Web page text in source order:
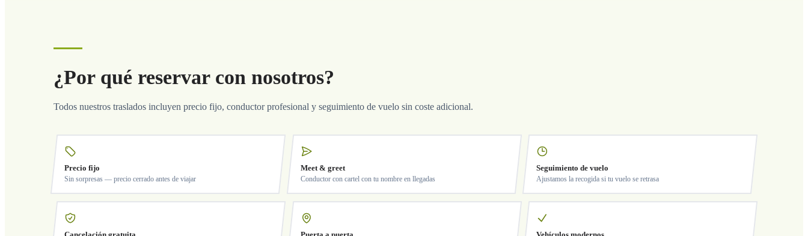
¿Por qué reservar con nosotros?
Todos nuestros traslados incluyen precio fijo, conductor profesional y seguimiento de vuelo sin coste adicional.
Precio fijo
Sin sorpresas — precio cerrado antes de viajar
Meet & greet
Conductor con cartel con tu nombre en llegadas
Seguimiento de vuelo
Ajustamos la recogida si tu vuelo se retrasa